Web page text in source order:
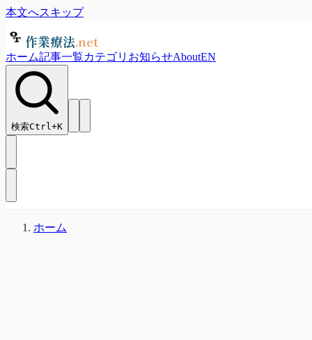
本文へスキップ
作業療法.net
ホーム記事一覧カテゴリ お知らせAboutEN
検索Ctrl+K
ホーム